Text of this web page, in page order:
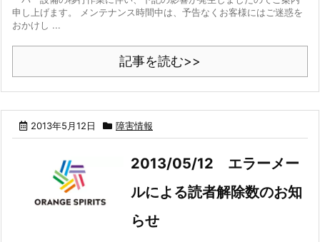
申し上げます。 メンテナンス時間中は、予告なくお客様にはご迷惑を
おかけし ...
記事を読む>>
2013年5月12日 障害情報
2013/05/12 エラーメー
ルによる読者解除数のお知
らせ